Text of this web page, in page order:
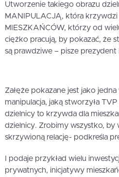
Utworzenie takiego obrazu
MANIPULACJĄ, która krzywdzi
MIESZKAŃCÓW, którzy od
ciężko pracują, by pokazać, że
są prawdziwe – pisze prezydent
Załęże pokazane jest jako
manipulacja, jaką stworzyła
dzielnicy to krzywda dla
dzielnicy. Zrobimy wszystko, by
skrzywioną relację- podkreśla
I podaje przykład wielu
prywatnych, inicjatywy